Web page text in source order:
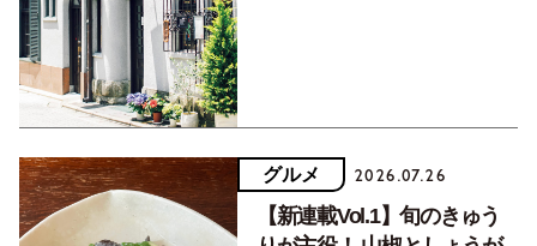
グルメ 2026.07.26
【新連載Vol.1】旬のきゅう